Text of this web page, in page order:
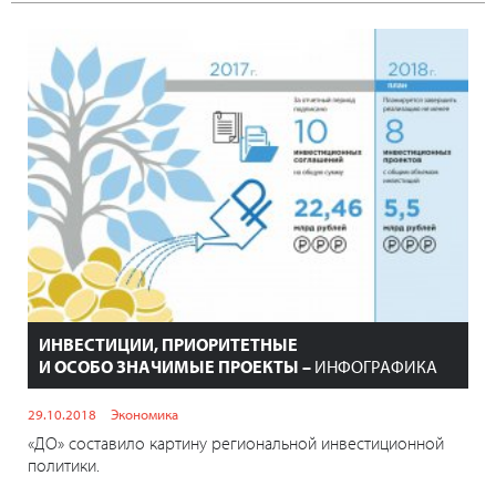
ИНВЕСТИЦИИ, ПРИОРИТЕТНЫЕ
И ОСОБО ЗНАЧИМЫЕ ПРОЕКТЫ – ИНФОГРАФИКА
29.10.2018 Экономика
«ДО» составило картину региональной инвестиционной
политики.